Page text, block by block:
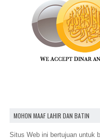
MOHON MAAF LAHIR DAN BATIN
Situs Web ini bertujuan untuk